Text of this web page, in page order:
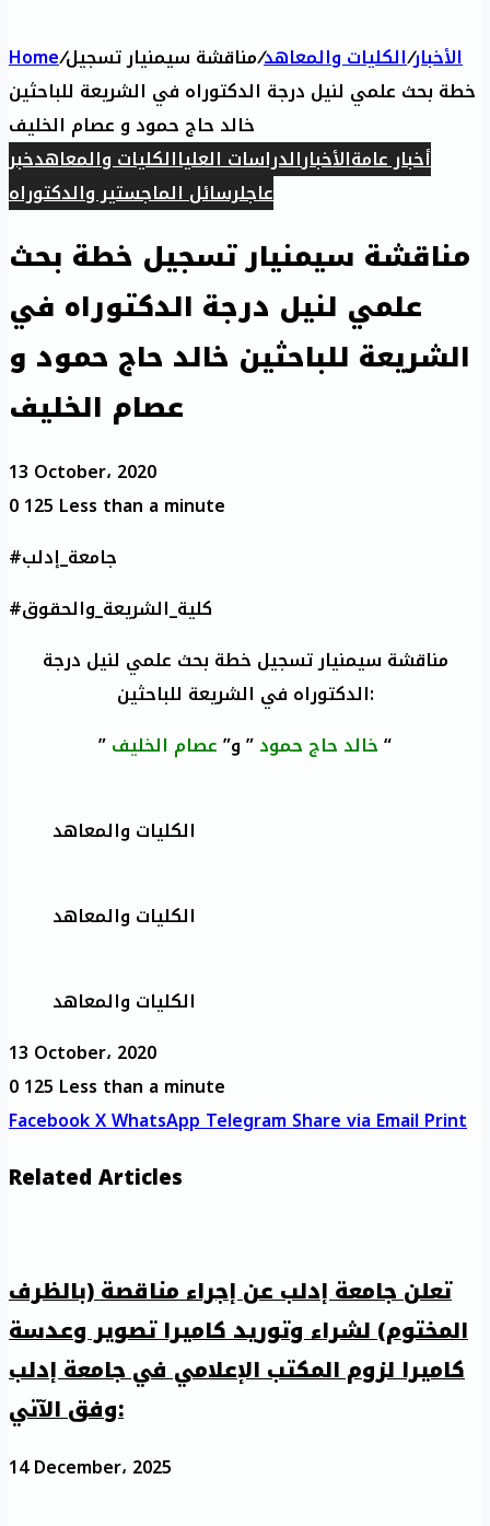
Home/ الأخبار/الكليات والمعاهد/مناقشة سيمنيار تسجيل
خطة بحث علمي لنيل درجة الدكتوراه في الشريعة للباحثين
خالد حاج حمود و عصام الخليف
أخبار عامةالأخبارالدراسات العلياالكليات والمعاهدخبر
عاجلرسائل الماجستير والدكتوراه
مناقشة سيمنيار تسجيل خطة بحث
علمي لنيل درجة الدكتوراه في
الشريعة للباحثين خالد حاج حمود و
عصام الخليف
13 October، 2020
0125 Less than a minute
#جامعة_إدلب
#كلية_الشريعة_والحقوق
مناقشة سيمنيار تسجيل خطة بحث علمي لنيل درجة
الدكتوراه في الشريعة للباحثين:
”
خالد حاج حمود” و”عصام الخليف “
الكليات والمعاهد
الكليات والمعاهد
الكليات والمعاهد
13 October، 2020
0125 Less than a minute
FacebookXWhatsAppTelegramShare via EmailPrint
Related Articles
تعلن جامعة إدلب عن إجراء مناقصة (بالظرف
المختوم) لشراء وتوريد كاميرا تصوير وعدسة
كاميرا لزوم المكتب الإعلامي في جامعة إدلب
وفق الآتي:
14 December، 2025